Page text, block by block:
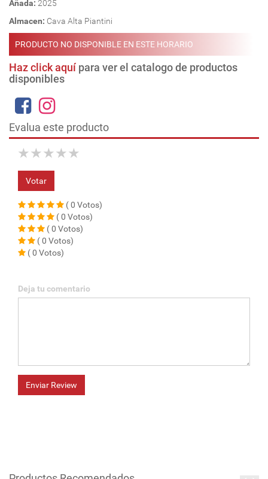
Añada: 2025
Almacen: Cava Alta Piantini
PRODUCTO NO DISPONIBLE EN ESTE HORARIO
Haz click aquípara ver el catalogo de productos
disponibles
Evalua este producto
★
★
★
★
★
Votar
( 0 Votos)
( 0 Votos)
( 0 Votos)
( 0 Votos)
( 0 Votos)
Deja tu comentario
Enviar Review